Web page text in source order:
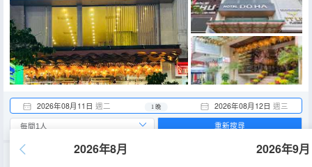
2026年08月11日 週二 2026年08月12日 週三
1 晚
2026年8月 2026年9月
重新搜尋